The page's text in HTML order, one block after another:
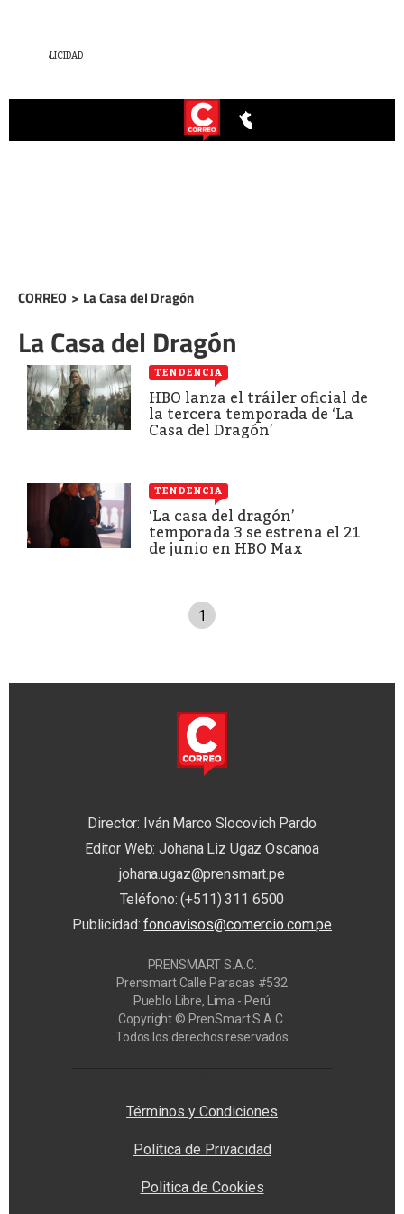
CORREO > La Casa del Dragón
La Casa del Dragón
TENDENCIA
HBO lanza el tráiler oficial de
la tercera temporada de ‘La
Casa del Dragón’
TENDENCIA
‘La casa del dragón’
temporada 3 se estrena el 21
de junio en HBO Max
1
Director: Iván Marco Slocovich Pardo
Editor Web: Johana Liz Ugaz Oscanoa
johana.ugaz@prensmart.pe
Teléfono: (+511) 311 6500
Publicidad:fonoavisos@comercio.com.pe
PRENSMART S.A.C.
Prensmart Calle Paracas #532
Pueblo Libre, Lima - Perú
Copyright © PrenSmart S.A.C.
Todos los derechos reservados
Términos y Condiciones
Política de Privacidad
Politica de Cookies